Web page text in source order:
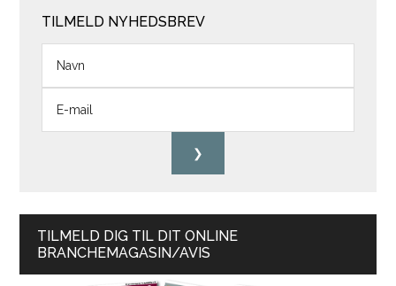
TILMELD NYHEDSBREV
TILMELD DIG TIL DIT ONLINE
BRANCHEMAGASIN/AVIS